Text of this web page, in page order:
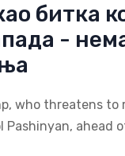
битка
-
who threatens
Pashinyan, ahead